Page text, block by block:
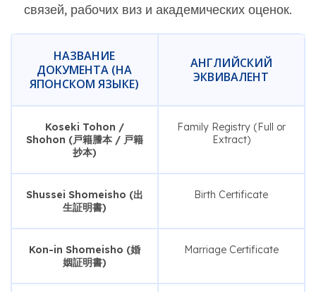
связей, рабочих виз и академических оценок.
НАЗВАНИЕ
ДОКУМЕНТА (НА
ЯПОНСКОМ ЯЗЫКЕ)
АНГЛИЙСКИЙ
ЭКВИВАЛЕНТ
Koseki Tohon /
Shohon (戸籍謄本 / 戸籍
抄本)
Family Registry (Full or
Extract)
Shussei Shomeisho (出
生証明書)
Birth Certificate
Kon-in Shomeisho (婚
姻証明書)
Marriage Certificate